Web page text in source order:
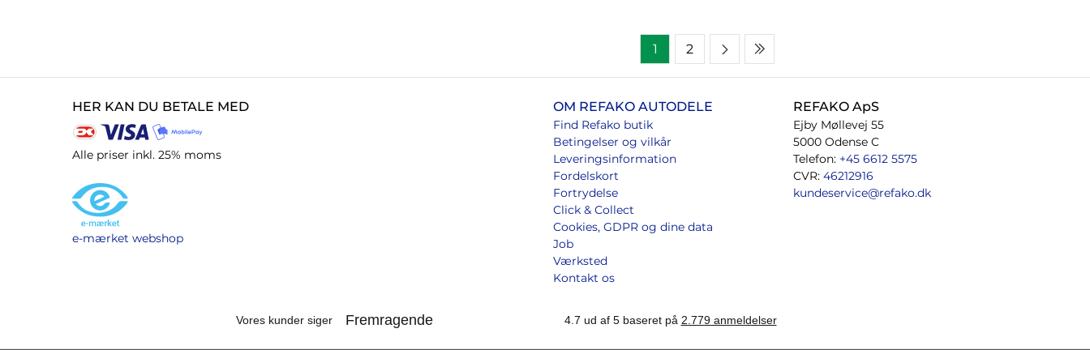
1 2
HER KAN DU BETALE MED
Alle priser inkl. 25% moms
e-mærket webshop
OM REFAKO AUTODELE
Find Refako butik
Betingelser og vilkår
Leveringsinformation
Fordelskort
Fortrydelse
Click & Collect
Cookies, GDPR og dine data
Job
Værksted
Kontakt os
REFAKO ApS
Ejby Møllevej 55
5000 Odense C
Telefon: +45 6612 5575
CVR: 46212916
kundeservice@refako.dk